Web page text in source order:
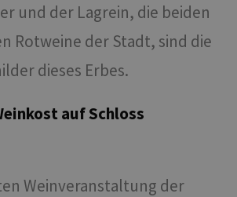
und der Lagrein, die beiden
Rotweine der Stadt, sind die
dieses Erbes.
auf Schloss
Weinveranstaltung der